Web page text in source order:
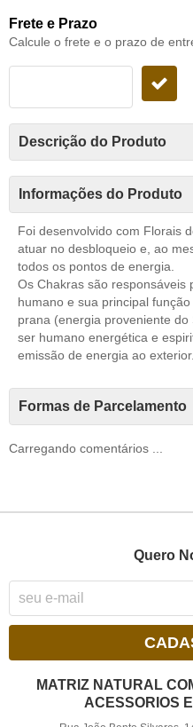
Frete e Prazo
Calcule o frete e o prazo de
Descrição do Produto
Informações do Produto
Foi desenvolvido com Florais
atuar no desbloqueio e, ao
todos os pontos de energia.
Os Chakras são responsáveis
humano e sua principal
prana (energia proveniente
ser humano energética e
emissão de energia ao exterior.
Formas de Parcelamento
Carregando comentários ...
Quero
MATRIZ NATURAL
ACESSORIOS